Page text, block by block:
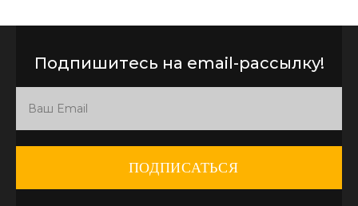
Подпишитесь на email-рассылку!
ПОДПИСАТЬСЯ